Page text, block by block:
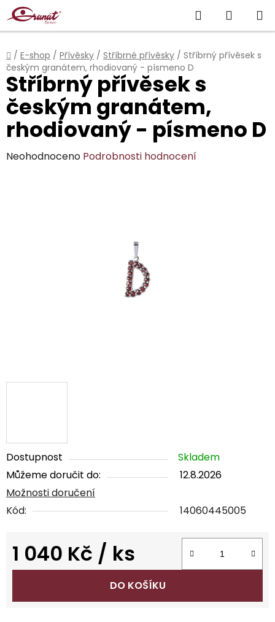
Přejít
na
obsah
Hledat
KOŠÍK
Domů
/ E-shop / Přívěsky / Stříbrné přívěsky / Stříbrný přívěsek s
českým granátem, rhodiovaný - písmeno D
Dostupnost
Skladem
Můžeme doručit do:
12.8.2026
Možnosti doručení
Kód:
14060445005
1 040 Kč / ks
Měrná cena:
DO KOŠÍKU
Stříbrný přívěsek s
českým granátem,
rhodiovaný - písmeno D
Průměrné
Neohodnoceno Podrobnosti hodnocení